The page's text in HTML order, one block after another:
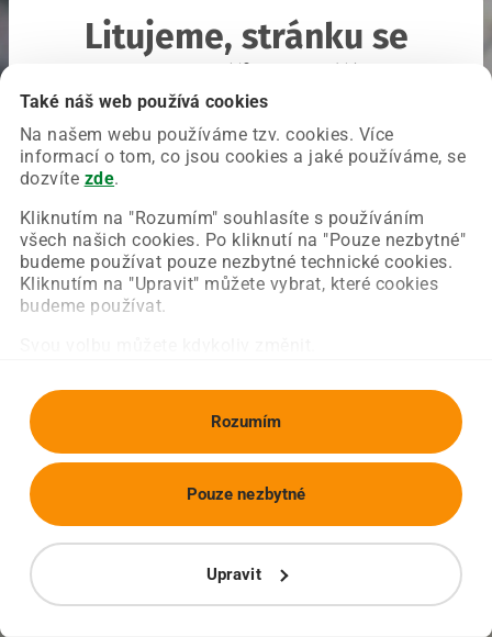
Také náš web používá cookies
Na našem webu používáme tzv. cookies. Více
informací o tom, co jsou cookies a jaké používáme, se
dozvíte zde.
Kliknutím na "Rozumím" souhlasíte s používáním
všech našich cookies. Po kliknutí na "Pouze nezbytné"
budeme používat pouze nezbytné technické cookies.
Kliknutím na "Upravit" můžete vybrat, které cookies
budeme používat.
Rozumím
Upravit
Pouze nezbytné
Litujeme, stránku se
Chyba nastala na naší straně a už ji opravujeme.
Zkuste prosím znovu načíst požadovanou stránku.
Obnovit stránku Úvodní strana